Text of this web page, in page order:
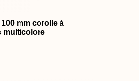
100 mm corolle à
multicolore